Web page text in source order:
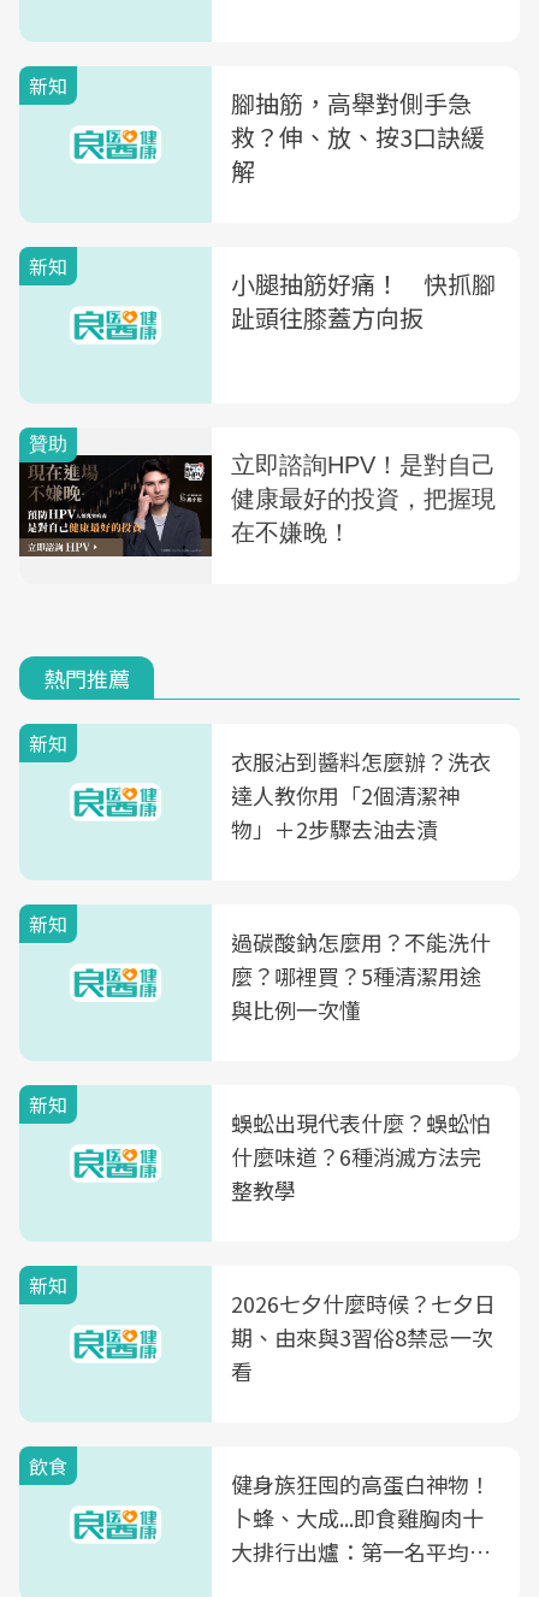
新知
腳抽筋，高舉對側手急
救？伸、放、按3口訣緩
解
新知
小腿抽筋好痛！ 快抓腳
趾頭往膝蓋方向扳
熱門推薦
新知
衣服沾到醬料怎麼辦？洗衣
達人教你用「2個清潔神
物」＋2步驟去油去漬
新知
過碳酸鈉怎麼用？不能洗什
麼？哪裡買？5種清潔用途
與比例一次懂
新知
蜈蚣出現代表什麼？蜈蚣怕
什麼味道？6種消滅方法完
整教學
新知
2026七夕什麼時候？七夕日
期、由來與3習俗8禁忌一次
看
飲食
健身族狂囤的高蛋白神物！
卜蜂、大成...即食雞胸肉十
大排行出爐：第一名平均一